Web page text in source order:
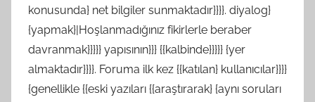
konusunda} net bilgiler sunmaktadır}}}}. diyalog}
{yapmak}|Hoşlanmadığınız fikirlerle beraber
davranmak}}}}} yapısının}}} {{kalbinde}}}}} {yer
almaktadır}}}}. Foruma ilk kez {{katılan} kullanıcılar}}}}
{genellikle {{eski yazıları {{araştırarak} {aynı soruları